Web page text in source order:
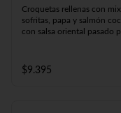
Croquetas rellenas con
sofritas, papa y salmón
con salsa oriental pasado
(5unidades).
$9.395